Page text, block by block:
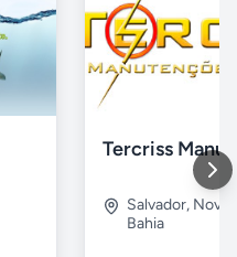
Salvador, Nova
Bahia